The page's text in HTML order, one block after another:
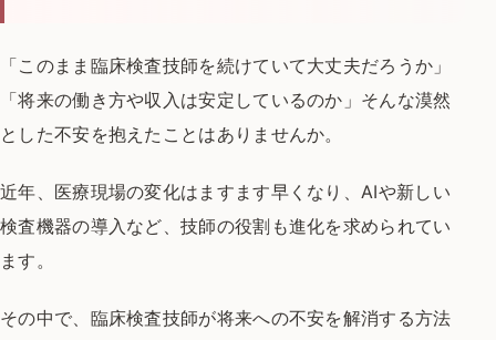
「このまま臨床検査技師を続けていて大丈夫だろうか」
「将来の働き方や収入は安定しているのか」 そんな漠然
とした不安を抱えたことはありませんか。
近年、医療現場の変化はますます早くなり、 AIや新しい
検査機器の導入など、 技師の役割も進化を求められてい
ます。
その中で、臨床検査技師が将来への不安を解消する方法